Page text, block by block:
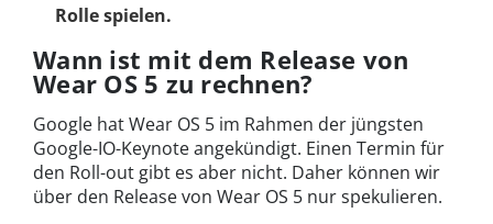
Rolle spielen.
Wann ist mit dem Release von
Wear OS 5 zu rechnen?
Google hat Wear OS 5 im Rahmen der jüngsten
Google-IO-Keynote angekündigt. Einen Termin für
den Roll-out gibt es aber nicht. Daher können wir
über den Release von Wear OS 5 nur spekulieren.